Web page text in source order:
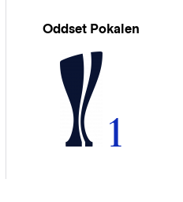
Oddset Pokalen
1